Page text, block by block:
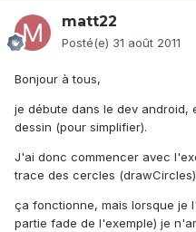
matt22
Posté(e) 31 août 2011
Bonjour à tous,
je débute dans le dev android,
dessin (pour simplifier).
J'ai donc commencer avec
trace des cercles
ça fonctionne, mais lorsque je
partie fade de l'exemple) je